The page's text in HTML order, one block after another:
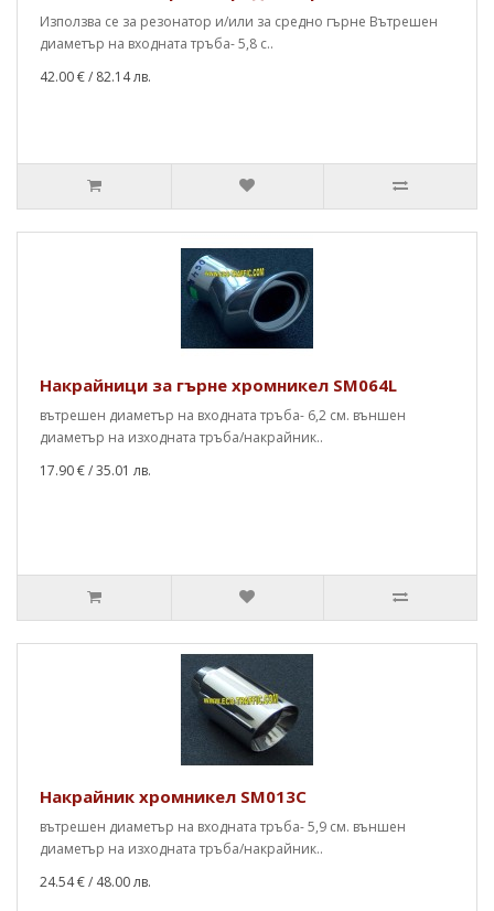
Използва се за резонатор и/или за средно гърне Вътрешен
диаметър на входната тръба- 5,8 с..
42.00 €/ 82.14 лв.
Накрайници за гърне хромникел SM064L
вътрешен диаметър на входната тръба- 6,2 см. външен
диаметър на изходната тръба/накрайник..
17.90 €/ 35.01 лв.
Накрайник хромникел SM013C
вътрешен диаметър на входната тръба- 5,9 см. външен
диаметър на изходната тръба/накрайник..
24.54 €/ 48.00 лв.